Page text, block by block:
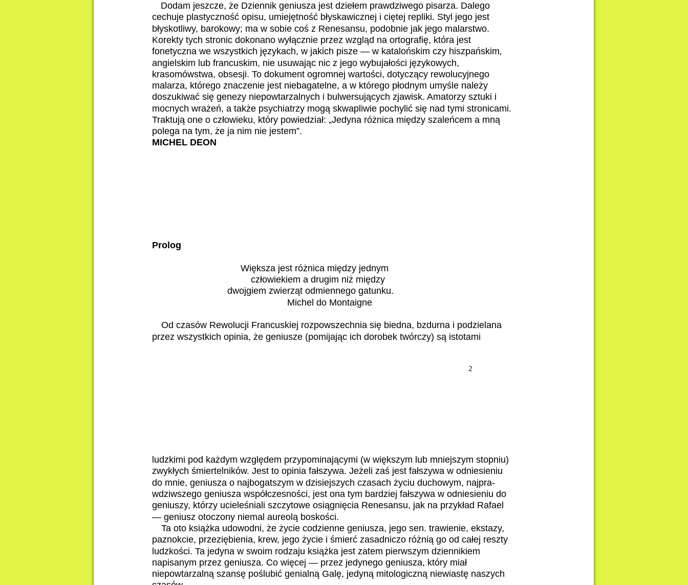
Dodam jeszcze, że Dziennik geniusza jest dziełem prawdziwego pisarza. Dalego
cechuje plastyczność opisu, umiejętność błyskawicznej i ciętej repliki. Styl jego jest
błyskotliwy, barokowy; ma w sobie coś z Renesansu, podobnie jak jego malarstwo.
Korekty tych stronic dokonano wyłącznie przez wzgląd na ortografię, która jest
fonetyczna we wszystkich językach, w jakich pisze — w katalońskim czy hiszpańskim‚
angielskim lub francuskim, nie usuwając nic z jego wybujałości językowych,
krasomówstwa, obsesji. To dokument ogromnej wartości, dotyczący rewolucyjnego
malarza, którego znaczenie jest niebagatelne, a w którego płodnym umyśle należy
doszukiwać się genezy niepowtarzalnych i bulwersujących zjawisk. Amatorzy sztuki i
mocnych wrażeń, a także psychiatrzy mogą skwapliwie pochylić się nad tymi stronicami.
Traktują one o człowieku, który powiedział: „Jedyna różnica między szaleńcem a mną
polega na tym, że ja nim nie jestem”.
MICHEL DEON
Prolog
Większa jest różnica między jednym
człowiekiem a drugim niż między
dwojgiem zwierząt odmiennego gatunku.
Michel do Montaigne
Od czasów Rewolucji Francuskiej rozpowszechnia się biedna, bzdurna i podzielana
przez wszystkich opinia, że geniusze (pomijając ich dorobek twórczy) są istotami
2
ludzkimi pod każdym względem przypominającymi (w większym lub mniejszym stopniu)
zwykłych śmiertelników. Jest to opinia fałszywa. Jeżeli zaś jest fałszywa w odniesieniu
do mnie, geniusza o najbogatszym w dzisiejszych czasach życiu duchowym, najpra-
wdziwszego geniusza współczesności, jest ona tym bardziej fałszywa w odniesieniu do
geniuszy, którzy ucieleśniali szczytowe osiągnięcia Renesansu, jak na przykład Rafael
— geniusz otoczony niemal aureolą boskości.
Ta oto książka udowodni, że życie codzienne geniusza, jego sen. trawienie, ekstazy,
paznokcie, przeziębienia, krew, jego życie i śmierć zasadniczo różnią go od całej reszty
ludzkości. Ta jedyna w swoim rodzaju książka jest zatem pierwszym dziennikiem
napisanym przez geniusza. Co więcej — przez jedynego geniusza, który miał
niepowtarzalną szansę poślubić genialną Galę, jedyną mitologiczną niewiastę naszych